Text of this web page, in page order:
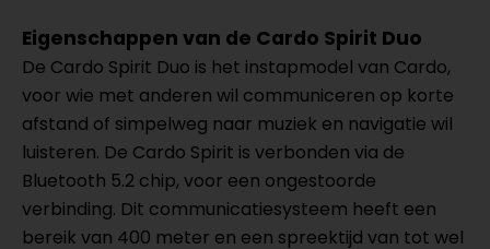
Eigenschappen van de Cardo Spirit Duo
De Cardo Spirit Duo is het instapmodel van Cardo,
voor wie met anderen wil communiceren op korte
afstand of simpelweg naar muziek en navigatie wil
luisteren. De Cardo Spirit is verbonden via de
Bluetooth 5.2 chip, voor een ongestoorde
verbinding. Dit communicatiesysteem heeft een
bereik van 400 meter en een spreektijd van tot wel